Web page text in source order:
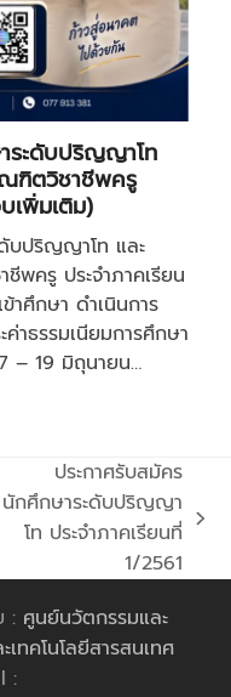
ระดับปริญญาโท
ฑิตวิชาชีพครู
เพิ่มเติม)
ดับปริญญาโท และ
พครู ประจำภาคเรียน
าศึกษา ดำเนินการ
ค่าธรรมเนียมการศึกษา
– 19 มิถุนายน…
next
ประกาศรับสมัคร
นักศึกษาระดับปริญญา
โท ประจำภาคเรียนที่
1/2561
: ศูนย์นวัตกรรมและ
ทคโนโลยีสารสนเทศ
: